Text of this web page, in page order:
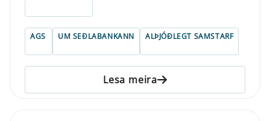
AGS UM SEÐLABANKANN ALÞJÓÐLEGT SAMSTARF
Lesa meira